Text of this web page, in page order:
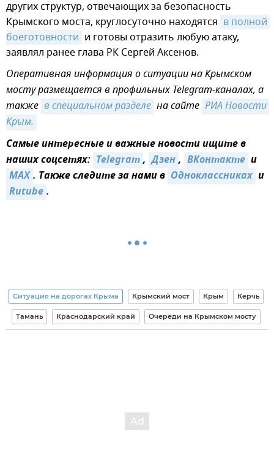
других структур, отвечающих за безопасность
Крымского моста, круглосуточно находятся в полной
боеготовности и готовы отразить любую атаку,
заявлял ранее глава РК Сергей Аксенов.
Оперативная информация о ситуации на Крымском
мосту размещается в профильных Telegram-каналах, а
также в специальном разделе на сайте РИА Новости
Крым.
Самые интересные и важные новости ищите в
наших соцсетях: Telegram, Дзен, ВКонтакте и
MAX. Также следите за нами в Одноклассниках и
Rutube.
Ситуация на дорогах Крыма Крымский мост Крым Керчь
Тамань Краснодарский край Очереди на Крымском мосту